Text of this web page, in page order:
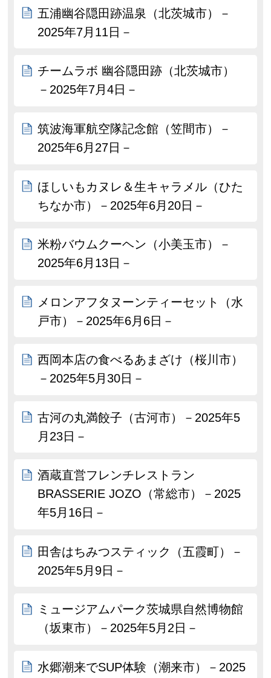
五浦幽谷隠田跡温泉（北茨城市）－
2025年7月11日－
チームラボ 幽谷隠田跡（北茨城市）
－2025年7月4日－
筑波海軍航空隊記念館（笠間市）－
2025年6月27日－
ほしいもカヌレ＆生キャラメル（ひた
ちなか市）－2025年6月20日－
米粉バウムクーヘン（小美玉市）－
2025年6月13日－
メロンアフタヌーンティーセット（水
戸市）－2025年6月6日－
西岡本店の食べるあまざけ（桜川市）
－2025年5月30日－
古河の丸満餃子（古河市）－2025年5
月23日－
酒蔵直営フレンチレストラン
BRASSERIE JOZO（常総市）－2025
年5月16日－
田舎はちみつスティック（五霞町）－
2025年5月9日－
ミュージアムパーク茨城県自然博物館
（坂東市）－2025年5月2日－
水郷潮来でSUP体験（潮来市）－2025